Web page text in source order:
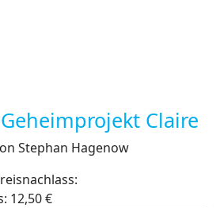
Claire
Stephan Hagenow
12,50 €